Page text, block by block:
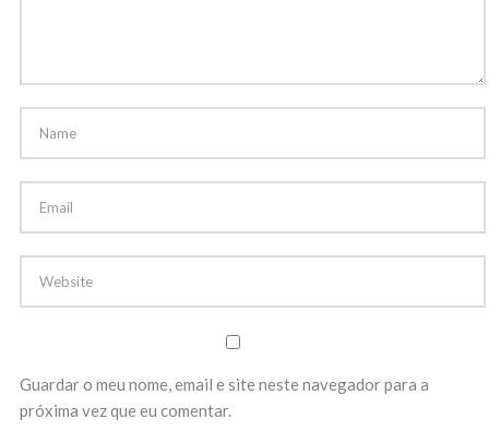
Guardar o meu nome, email e site neste navegador para a
próxima vez que eu comentar.